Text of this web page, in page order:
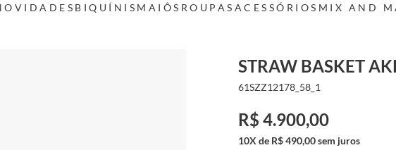
BIQUÍNIS MAIÔS ROUPAS ACESSÓRIOS MIX AND
STRAW BASKET
61SZZ12178_58_1
R$ 4.900,00
10X de R$ 490,00 sem juros